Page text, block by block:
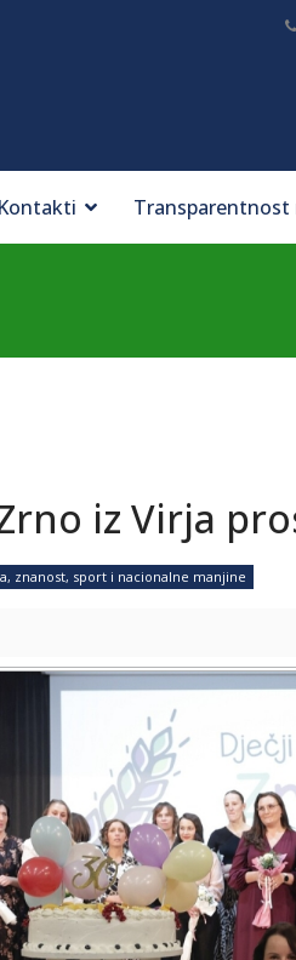
Kontakti Transparentnost
iz Virja
znanost, sport i nacionalne manjine